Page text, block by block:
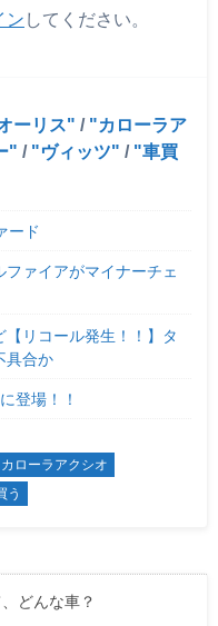
ン してください。
ーリス /
カローラア
/ ヴィッツ /
車買
ード
ァイアがマイナーチェ
【リコール発生！！】タ
具合か
登場！！
カローラアクシオ
う
どんな車？